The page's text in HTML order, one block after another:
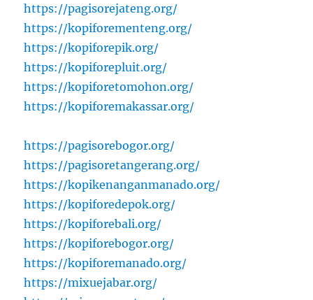
https://pagisorejateng.org/
https://kopiforementeng.org/
https://kopiforepik.org/
https://kopiforepluit.org/
https://kopiforetomohon.org/
https://kopiforemakassar.org/
https://pagisorebogor.org/
https://pagisoretangerang.org/
https://kopikenanganmanado.org/
https://kopiforedepok.org/
https://kopiforebali.org/
https://kopiforebogor.org/
https://kopiforemanado.org/
https://mixuejabar.org/